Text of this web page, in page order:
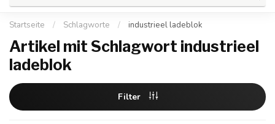
Startseite / Schlagworte / industrieel ladeblok
Artikel mit Schlagwort industrieel
ladeblok
Filter